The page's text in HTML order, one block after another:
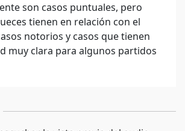
son casos puntuales, pero
tienen en relación con el
notorios y casos que tienen
muy clara para algunos partidos